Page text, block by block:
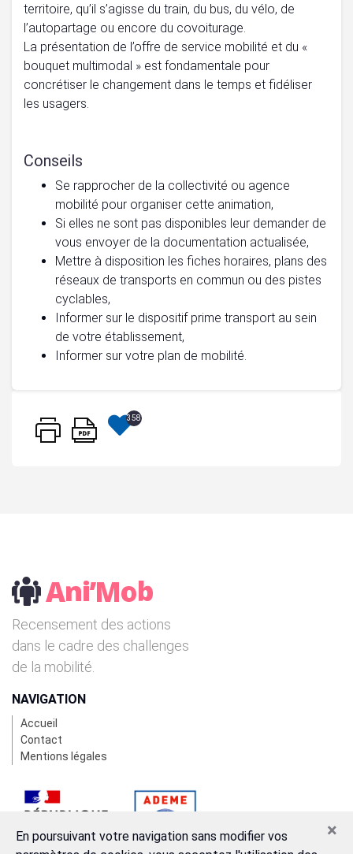
territoire, qu’il s’agisse du train, du bus, du vélo, de
l’autopartage ou encore du covoiturage.
La présentation de l’offre de service mobilité et du «
bouquet multimodal » est fondamentale pour
concrétiser le changement dans le temps et fidéliser
les usagers.
Conseils
Se rapprocher de la collectivité ou agence
mobilité pour organiser cette animation,
Si elles ne sont pas disponibles leur demander de
vous envoyer de la documentation actualisée,
Mettre à disposition les fiches horaires, plans des
réseaux de transports en commun ou des pistes
cyclables,
Informer sur le dispositif prime transport au sein
de votre établissement,
Informer sur votre plan de mobilité.
358
Recensement des actions
dans le cadre des challenges
de la mobilité.
NAVIGATION
Accueil
Contact
Mentions légales
×
En poursuivant votre navigation sans modifier vos